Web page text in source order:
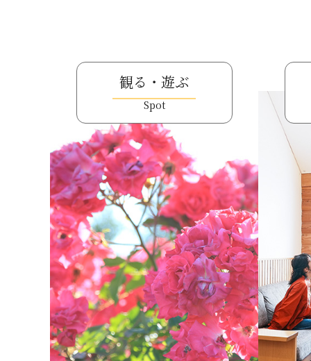
観る・遊ぶ
Spot